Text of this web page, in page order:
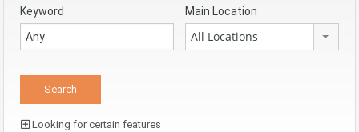
Keyword Main Location
All Locations
Looking for certain features